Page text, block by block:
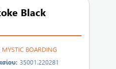
Black
MYSTIC BOARDING
35001.220281